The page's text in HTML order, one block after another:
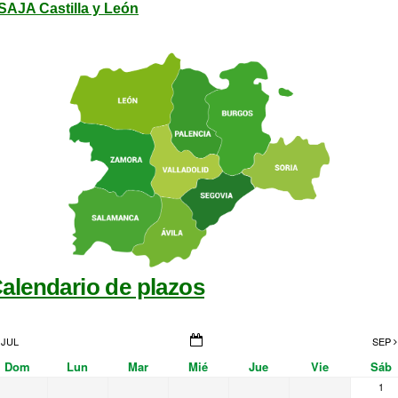
Castilla y León
de plazos
SEP
Dom Lun Mar Mié Jue Vie Sáb
1